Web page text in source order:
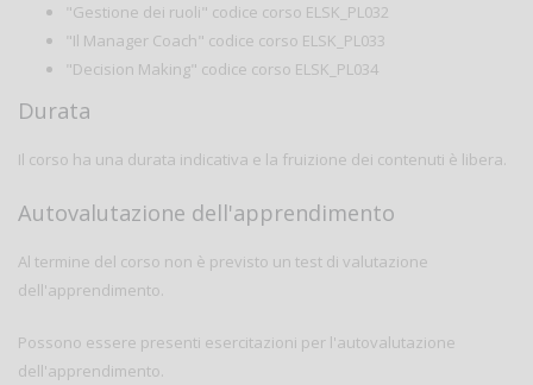
"Gestione dei ruoli" codice corso ELSK_PL032
"Il Manager Coach" codice corso ELSK_PL033
"Decision Making" codice corso ELSK_PL034
Durata
Il corso ha una durata indicativa e la fruizione dei contenuti è libera.
Autovalutazione dell'apprendimento
Al termine del corso non è previsto un test di valutazione
dell'apprendimento.
Possono essere presenti esercitazioni per l'autovalutazione
dell'apprendimento.